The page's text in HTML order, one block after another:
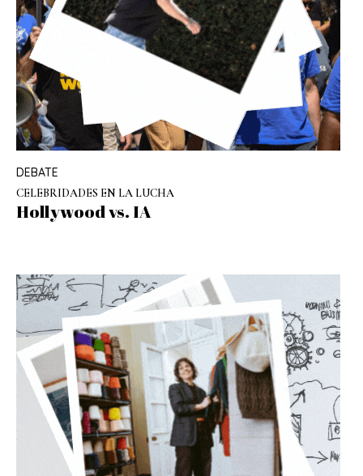
DEBATE
CELEBRIDADES EN LA LUCHA
Hollywood vs. IA